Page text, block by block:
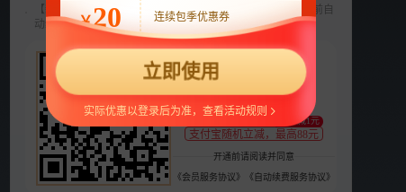
2026-04-27
VIP
第1期上：女频恋综全程修
罗
2114.7万次播放
VIP
【新用户专享】前3个月每月9元，第4个月起22元/月，到期前自
动续费，可随时取消。
22
支持 扫码支付
支付宝随机立减，最高88元
至少减1元
开通前请阅读并同意
《会员服务协议》 《自动续费服务协议》
￥20 连续包季优惠券
立即使用
实际优惠以登录后为准，查看活动规则